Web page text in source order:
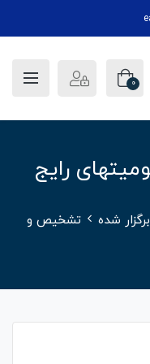
0
رایج
شده
تشخیص و